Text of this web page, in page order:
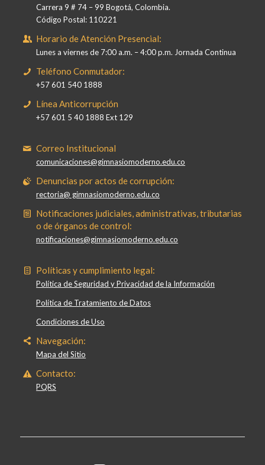
Carrera 9 # 74 – 99 Bogotá, Colombia.
Código Postal: 110221
Horario de Atención Presencial:
Lunes a viernes de 7:00 a.m. – 4:00 p.m. Jornada Continua
Teléfono Conmutador:
+57 601 540 1888
Línea Anticorrupción
+57 601 5 40 1888 Ext 129
Correo Institucional
comunicaciones@gimnasiomoderno.edu.co
Denuncias por actos de corrupción:
rectoria@ gimnasiomoderno.edu.co
Notificaciones judiciales, administrativas, tributarias
o de órganos de control:
notificaciones@gimnasiomoderno.edu.co
Políticas y cumplimiento legal:
Política de Seguridad y Privacidad de la Información
Política de Tratamiento de Datos
Condiciones de Uso
Navegación:
Mapa del Sitio
Contacto:
PQRS